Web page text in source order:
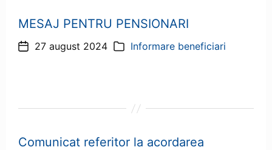
MESAJ PENTRU PENSIONARI
Dată27 august 2024 Categorii
Informare beneficiari
Comunicat referitor la acordarea